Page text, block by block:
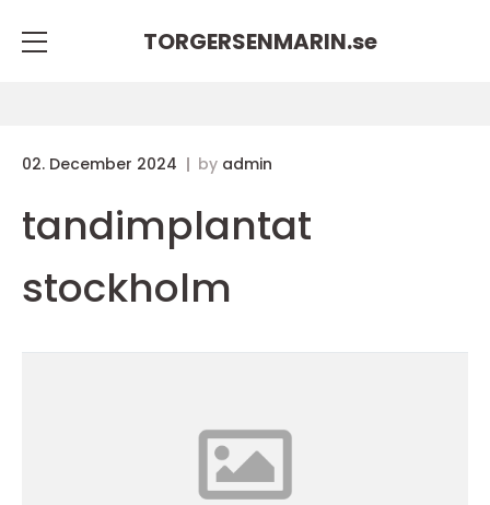
TORGERSENMARIN.se
02. December 2024 by admin
tandimplantat
stockholm